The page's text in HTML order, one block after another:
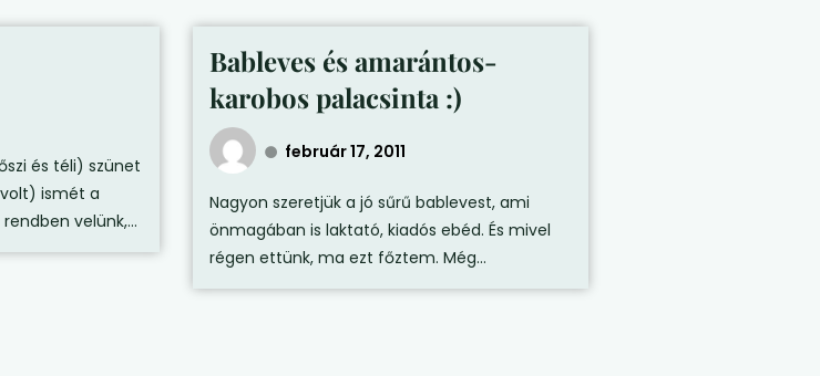
és téli) szünet
ismét a
velünk,...
Bableves és amarántos-
karobos palacsinta :)
február 17, 2011
Nagyon szeretjük a jó sűrű bablevest, ami
önmagában is laktató, kiadós ebéd. És mivel
régen ettünk, ma ezt főztem. Még...